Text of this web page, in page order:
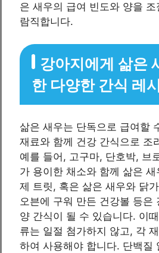
은 새우의 급여 빈도와 양을
람직합니다.
강아지에게 삶은
한 다양한 간식 레
삶은 새우는 단독으로 급여할
재료와 함께 건강 간식으로 조
예를 들어, 고구마, 단호박, 브
가 용이한 채소와 함께 삶은
제 트릿, 혹은 삶은 새우와 닭
오븐에 구워 만든 건강볼 등은
양 간식이 될 수 있습니다. 이
류는 일절 첨가하지 않고, 각
하여 사용해야 합니다. 단백질